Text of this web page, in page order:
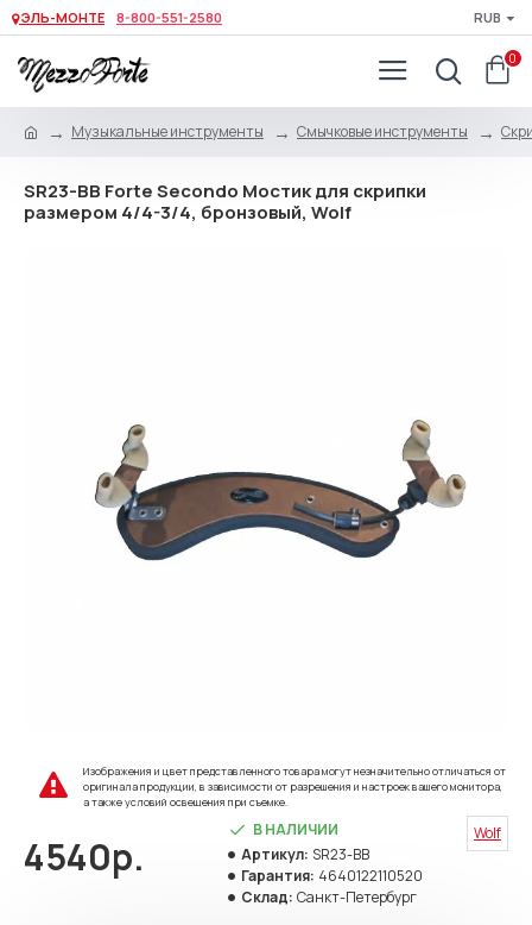
ЭЛЬ-МОНТЕ 8-800-551-2580 RUB
0
Музыкальные инструменты Смычковые инструменты
SR23-BB Forte Secondo Мостик для скрипки
размером 4/4-3/4, бронзовый, Wolf
Изображения и цвет представленного товара могут незначительно отличаться от
оригинала продукции, в зависимости от разрешения и настроек вашего монитора,
а также условий освещения при съемке.
4540р.
В НАЛИЧИИ
Артикул: SR23-BB
Гарантия: 4640122110520
Склад: Санкт-Петербург
Wolf